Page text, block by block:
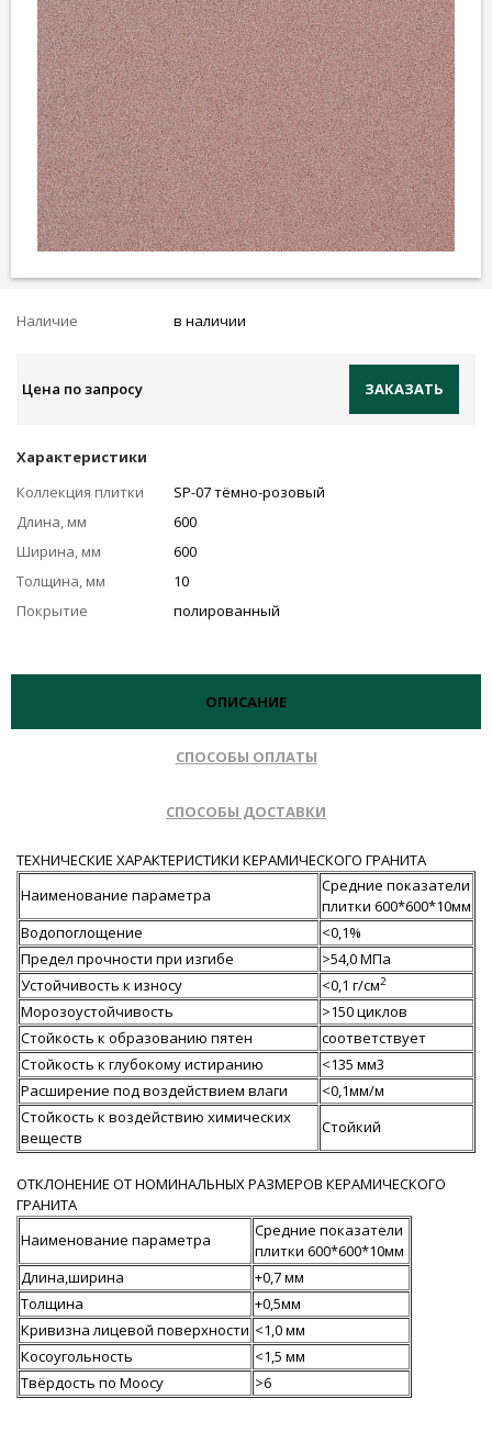
Наличие в наличии
Цена по запросу ЗАКАЗАТЬ
Характеристики
Коллекция плитки
SP-07 тёмно-розовый
Длина, мм
600
Ширина, мм
600
Толщина, мм
10
Покрытие
полированный
ОПИСАНИЕ
СПОСОБЫ ОПЛАТЫ
СПОСОБЫ ДОСТАВКИ
ТЕХНИЧЕСКИЕ ХАРАКТЕРИСТИКИ КЕРАМИЧЕСКОГО ГРАНИТА
Наименование параметра
Средние показатели
плитки 600*600*10мм
Водопоглощение
<0,1%
Предел прочности при изгибе
>54,0 МПа
Устойчивость к износу
<0,1 г/см2
Морозоустойчивость
>150 циклов
Стойкость к образованию пятен
соответствует
Стойкость к глубокому истиранию
<135 мм3
Расширение под воздействием влаги
<0,1мм/м
Стойкость к воздействию химических
веществ
Стойкий
ОТКЛОНЕНИЕ ОТ НОМИНАЛЬНЫХ РАЗМЕРОВ КЕРАМИЧЕСКОГО
ГРАНИТА
Наименование параметра
Средние показатели
плитки 600*600*10мм
Длина,ширина
+0,7 мм
Толщина
+0,5мм
Кривизна лицевой поверхности <1,0 мм
Косоугольность
<1,5 мм
Твёрдость по Моосу
>6